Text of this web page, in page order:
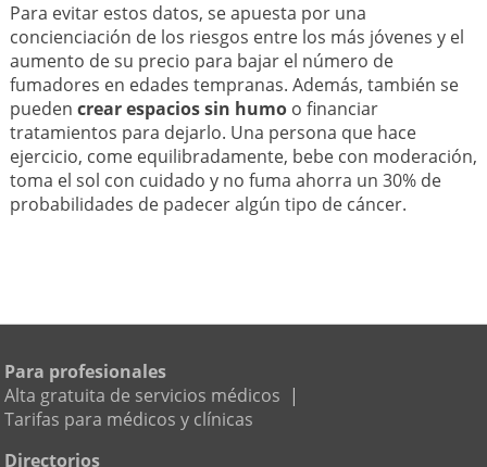
Para evitar estos datos, se apuesta por una
concienciación de los riesgos entre los más jóvenes y el
aumento de su precio para bajar el número de
fumadores en edades tempranas. Además, también se
pueden crear espacios sin humoo financiar
tratamientos para dejarlo. Una persona que hace
ejercicio, come equilibradamente, bebe con moderación,
toma el sol con cuidado y no fuma ahorra un 30% de
probabilidades de padecer algún tipo de cáncer.
Para profesionales
Alta gratuita de servicios médicos |
Tarifas para médicos y clínicas
Directorios